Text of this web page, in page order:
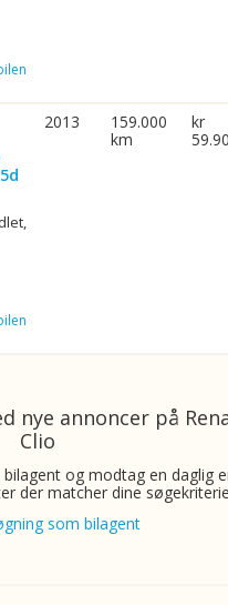
2013
159.000
km
kr
nye annoncer på
Clio
og modtag en daglig
der matcher dine
som bilagent